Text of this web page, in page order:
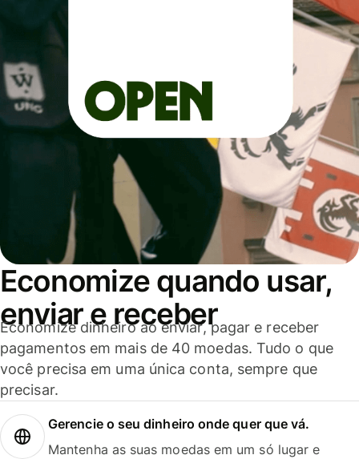
Economize quando usar,
enviar e receber
Economize dinheiro ao enviar, pagar e receber
pagamentos em mais de 40 moedas. Tudo o que
você precisa em uma única conta, sempre que
precisar.
Gerencie o seu dinheiro onde quer que vá.
Mantenha as suas moedas em um só lugar e